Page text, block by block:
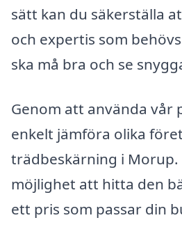
sätt kan du säkerställa
och expertis som
ska må bra och se
Genom att använda vår
enkelt jämföra olika
trädbeskärning i Morup.
möjlighet att hitta den
ett pris som passar din